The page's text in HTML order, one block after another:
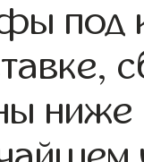
под